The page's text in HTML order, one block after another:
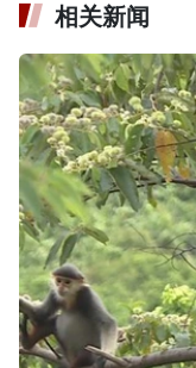
相关新闻